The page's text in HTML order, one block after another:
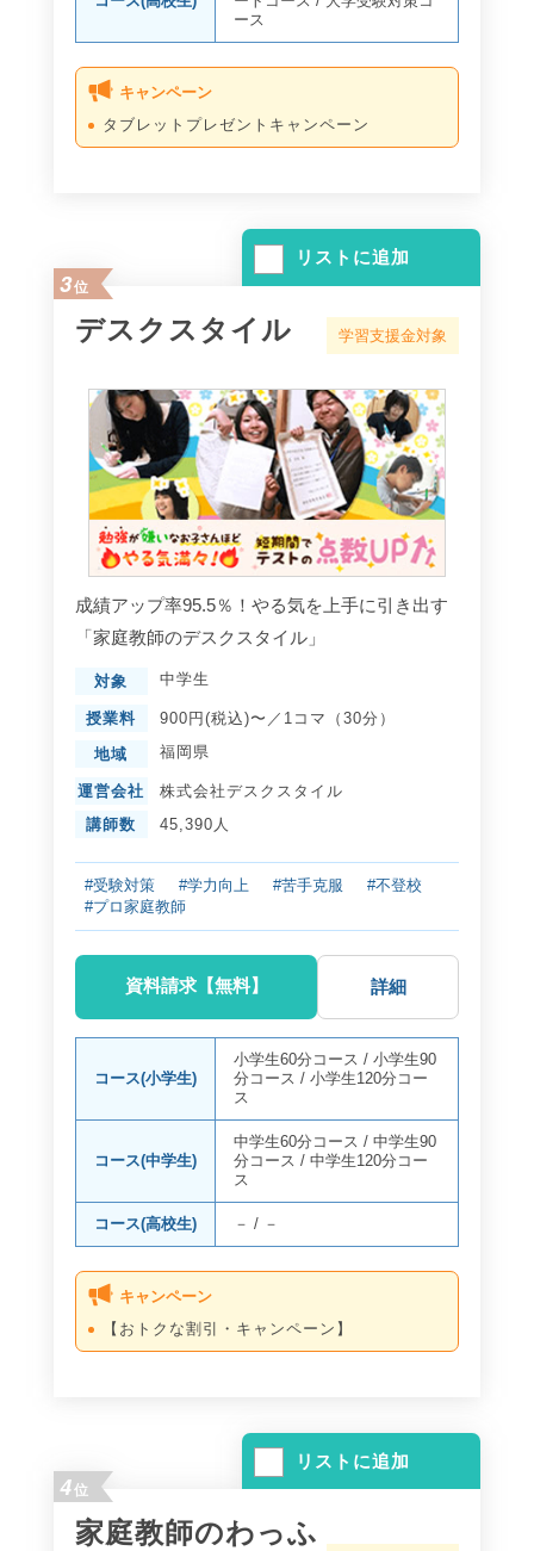
ース
キャンペーン
タブレットプレゼントキャンペーン
リストに追加
3位
デスクスタイル 学習支援金対象
成績アップ率95.5％！やる気を上手に引き出す
「家庭教師のデスクスタイル」
対象 中学生
授業料 900円(税込)〜／1コマ（30分）
地域 福岡県
運営会社
株式会社デスクスタイル
講師数
45,390人
#受験対策 #学力向上 #苦手克服
#不登校
#プロ家庭教師
資料請求【無料】 詳細
コース(小学生)
小学生60分コース /小学生90
分コース /小学生120分コー
ス
コース(中学生)
中学生60分コース /中学生90
分コース /中学生120分コー
ス
コース(高校生) － /－
キャンペーン
【おトクな割引・キャンペーン】
リストに追加
4位
家庭教師のわっふ